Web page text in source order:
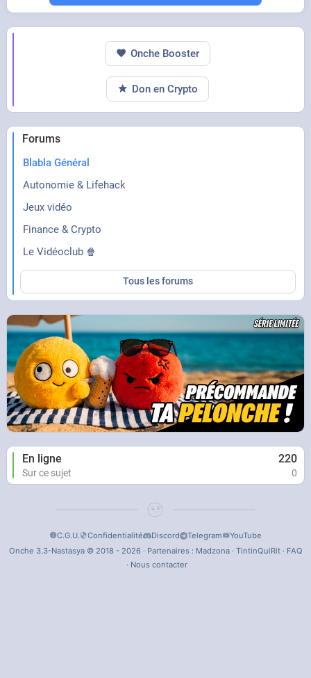
Forums
Blabla Général
Autonomie & Lifehack
Jeux vidéo
Finance & Crypto
Le Vidéoclub 🍿
Tous les forums
En ligne 220
Sur ce sujet 0
Onche Booster
Don en Crypto
C.G.U. Confidentialité Discord Telegram
YouTube
Onche 3.3-Nastasya © 2018 - 2026 · Partenaires : Madzona· TintinQuiRit· FAQ
· Nous contacter